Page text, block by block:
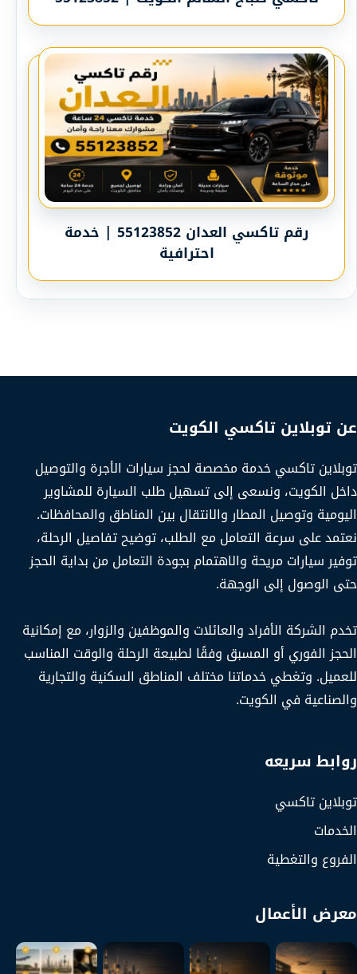
رقم تاكسي العدان 55123852 | خدمة
احترافية
عن توبلاين تاكسي الكويت
توبلاين تاكسي خدمة مخصصة لحجز سيارات الأجرة والتوصيل
داخل الكويت، ونسعى إلى تسهيل طلب السيارة للمشاوير
اليومية وتوصيل المطار والانتقال بين المناطق والمحافظات.
نعتمد على سرعة التعامل مع الطلب، توضيح تفاصيل الرحلة،
توفير سيارات مريحة والاهتمام بجودة التعامل من بداية الحجز
حتى الوصول إلى الوجهة.
تخدم الشركة الأفراد والعائلات والموظفين والزوار، مع إمكانية
الحجز الفوري أو المسبق وفقًا لطبيعة الرحلة والوقت المناسب
للعميل. وتغطي خدماتنا مختلف المناطق السكنية والتجارية
والصناعية في الكويت.
روابط سريعه
توبلاين تاكسي
الخدمات
الفروع والتغطية
معرض الأعمال